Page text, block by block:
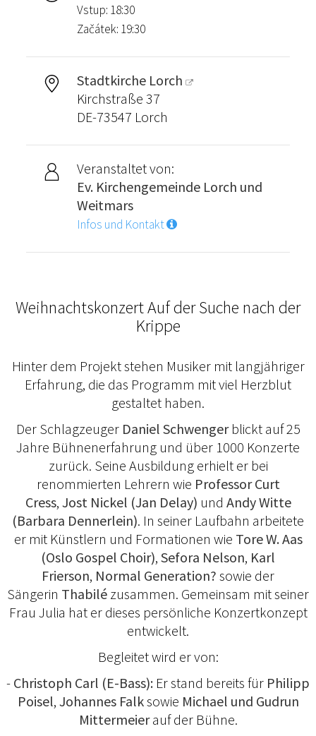
Vstup: 18:30
Začátek: 19:30
Stadtkirche Lorch
Kirchstraße 37
DE-73547 Lorch
Veranstaltet von:
Ev. Kirchengemeinde Lorch und
Weitmars
Infos und Kontakt
Weihnachtskonzert Auf der Suche nach der
Krippe
Hinter dem Projekt stehen Musiker mit langjähriger
Erfahrung, die das Programm mit viel Herzblut
gestaltet haben.
Der Schlagzeuger Daniel Schwengerblickt auf 25
Jahre Bühnenerfahrung und über 1000 Konzerte
zurück. Seine Ausbildung erhielt er bei
renommierten Lehrern wie Professor Curt
Cress, Jost Nickel (Jan Delay) und Andy Witte
(Barbara Dennerlein). In seiner Laufbahn arbeitete
er mit Künstlern und Formationen wie Tore W. Aas
(Oslo Gospel Choir), Sefora Nelson, Karl
Frierson, Normal Generation? sowie der
Sängerin Thabilé zusammen. Gemeinsam mit seiner
Frau Julia hat er dieses persönliche Konzertkonzept
entwickelt.
Begleitet wird er von:
- Christoph Carl (E-Bass): Er stand bereits für Philipp
Poisel, Johannes Falksowie Michael und Gudrun
Mittermeierauf der Bühne.